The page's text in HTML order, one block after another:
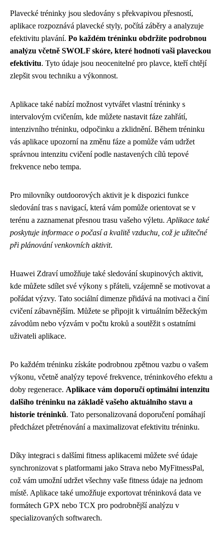
Plavecké tréninky jsou sledovány s překvapivou přesností,
aplikace rozpoznává plavecké styly, počítá záběry a analyzuje
efektivitu plavání. Po každém tréninku obdržíte podrobnou
analýzu včetně SWOLF skóre, které hodnotí vaši plaveckou
efektivitu. Tyto údaje jsou neocenitelné pro plavce, kteří chtějí
zlepšit svou techniku a výkonnost.
Aplikace také nabízí možnost vytvářet vlastní tréninky s
intervalovým cvičením, kde můžete nastavit fáze zahřátí,
intenzivního tréninku, odpočinku a zklidnění. Během tréninku
vás aplikace upozorní na změnu fáze a pomůže vám udržet
správnou intenzitu cvičení podle nastavených cílů tepové
frekvence nebo tempa.
Pro milovníky outdoorových aktivit je k dispozici funkce
sledování tras s navigací, která vám pomůže orientovat se v
terénu a zaznamenat přesnou trasu vašeho výletu. Aplikace také
poskytuje informace o počasí a kvalitě vzduchu, což je užitečné
při plánování venkovních aktivit.
Huawei Zdraví umožňuje také sledování skupinových aktivit,
kde můžete sdílet své výkony s přáteli, vzájemně se motivovat a
pořádat výzvy. Tato sociální dimenze přidává na motivaci a činí
cvičení zábavnějším. Můžete se připojit k virtuálním běžeckým
závodům nebo výzvám v počtu kroků a soutěžit s ostatními
uživateli aplikace.
Po každém tréninku získáte podrobnou zpětnou vazbu o vašem
výkonu, včetně analýzy tepové frekvence, tréninkového efektu a
doby regenerace. Aplikace vám doporučí optimální intenzitu
dalšího tréninku na základě vašeho aktuálního stavu a
historie tréninků. Tato personalizovaná doporučení pomáhají
předcházet přetrénování a maximalizovat efektivitu tréninku.
Díky integraci s dalšími fitness aplikacemi můžete své údaje
synchronizovat s platformami jako Strava nebo MyFitnessPal,
což vám umožní udržet všechny vaše fitness údaje na jednom
místě. Aplikace také umožňuje exportovat tréninková data ve
formátech GPX nebo TCX pro podrobnější analýzu v
specializovaných softwarech.